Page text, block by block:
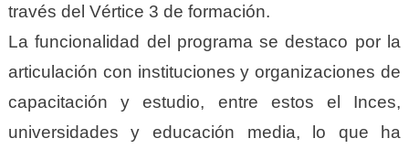
través del Vértice 3 de formación.
La funcionalidad del programa se destaco por la
articulación con instituciones y organizaciones de
capacitación y estudio, entre estos el Inces,
universidades y educación media, lo que ha